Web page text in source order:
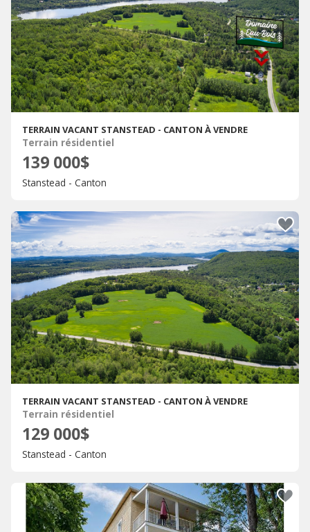
TERRAIN VACANT STANSTEAD - CANTON À VENDRE
Terrain résidentiel
139 000$
Stanstead - Canton
TERRAIN VACANT STANSTEAD - CANTON À VENDRE
Terrain résidentiel
129 000$
Stanstead - Canton